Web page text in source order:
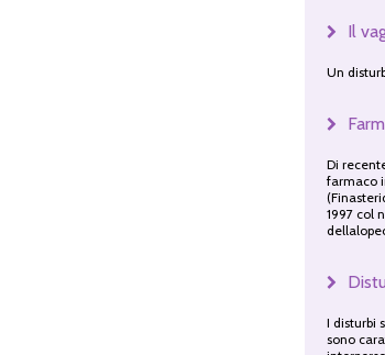
Il
Un
Di
farmaco
1997 col
I disturbi
sono